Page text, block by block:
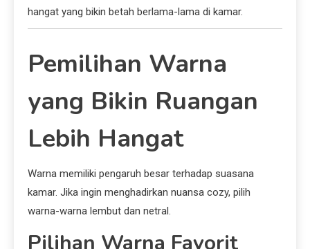
hangat yang bikin betah berlama-lama di kamar.
Pemilihan Warna
yang Bikin Ruangan
Lebih Hangat
Warna memiliki pengaruh besar terhadap suasana
kamar. Jika ingin menghadirkan nuansa cozy, pilih
warna-warna lembut dan netral.
Pilihan Warna Favorit